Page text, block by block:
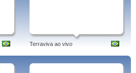
Terraviva ao vivo